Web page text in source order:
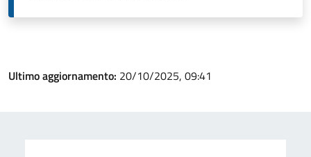
Ultimo aggiornamento: 20/10/2025, 09:41